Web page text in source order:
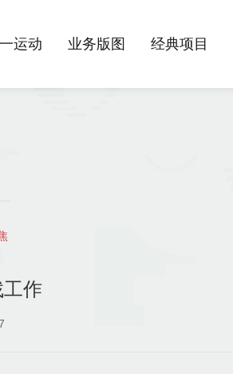
运动 业务版图 经典项目
作